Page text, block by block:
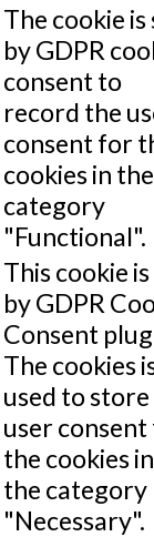
The cookie is
by GDPR
consent to
record the
consent for
cookies in the
category
"Functional".
This cookie
by GDPR
Consent
The cookies
used to
user
the cookies in
the category
"Necessary".